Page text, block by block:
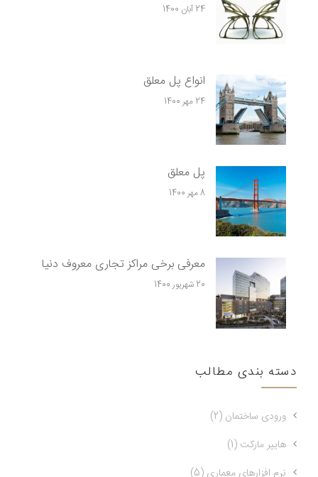
24 آبان 1400
انواع پل معلق
24 مهر 1400
پل معلق
8 مهر 1400
معرفی برخی مراکز تجاری معروف دنیا
20 شهریور 1400
دسته بندی مطالب
ورودی ساختمان (2)
هایپر مارکت (1)
نرم افزارهای معماری (5)